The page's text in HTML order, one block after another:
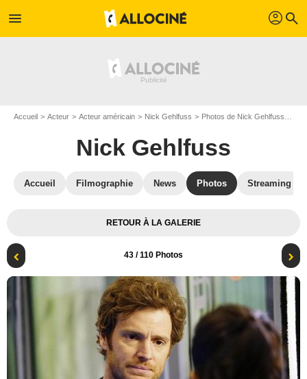
menu profil search
Accueil Acteur Acteur américain Nick Gehlfuss Photos de Nick Gehlfuss
Nick Gehlfuss
Accueil Filmographie News Photos Streaming
RETOUR À LA GALERIE
43 / 110 Photos